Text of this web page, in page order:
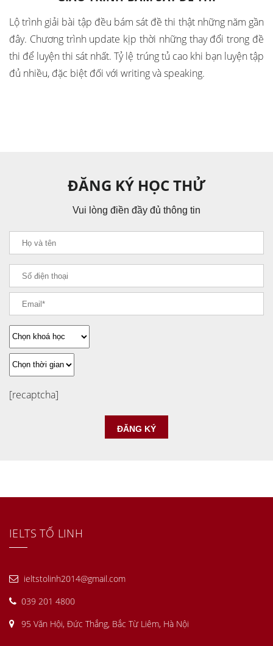
Lộ trình giải bài tập đều bám sát đề thi thật những năm gần
đây. Chương trình update kịp thời những thay đổi trong đề
thi để luyện thi sát nhất. Tỷ lệ trúng tủ cao khi bạn luyện tập
đủ nhiều, đặc biệt đối với writing và speaking.
ĐĂNG KÝ HỌC THỬ
Vui lòng điền đầy đủ thông tin
[recaptcha]
IELTS TỐ LINH
ieltstolinh2014@gmail.com
039 201 4800
95 Văn Hội, Đức Thắng, Bắc Từ Liêm, Hà Nội